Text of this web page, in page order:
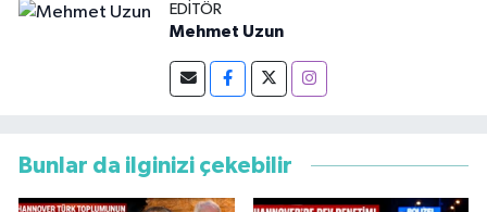
EDITÖR
Mehmet Uzun
Bunlar da ilginizi çekebilir